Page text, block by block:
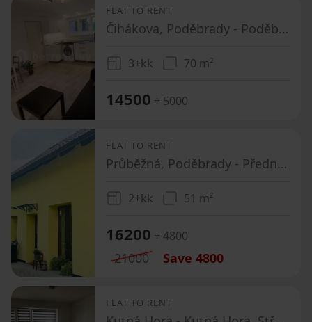
FLAT TO RENT
Čihákova, Poděbrady - Poděbrady, Středočeský Region
3+kk 70 m²
14500 + 5000
FLAT TO RENT
Průběžná, Poděbrady - Přední Lhota u Poděbrad, Středočeský Region
2+kk 51 m²
16200 + 4800
21000 Save 4800
FLAT TO RENT